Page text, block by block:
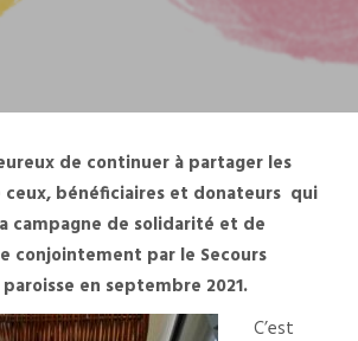
de continuer à partager les
ceux, bénéficiaires et donateurs qui
campagne de solidarité et de
conjointement par le Secours
en septembre 2021.
C’est